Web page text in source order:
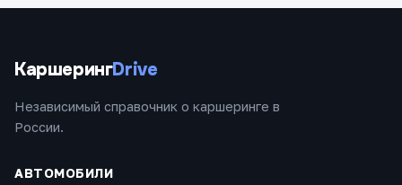
КаршерингDrive
Независимый справочник о каршеринге в
России.
АВТОМОБИЛИ